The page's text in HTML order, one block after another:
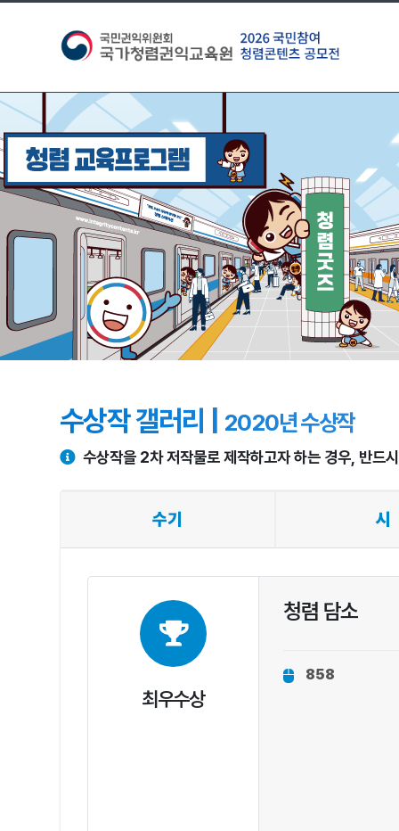
수상작 갤러리 | 2020년 수상작
수상작을 2차 저작물로 제작하고자 하는 경우, 반드
수기 시
최우수상
청렴 담소
858